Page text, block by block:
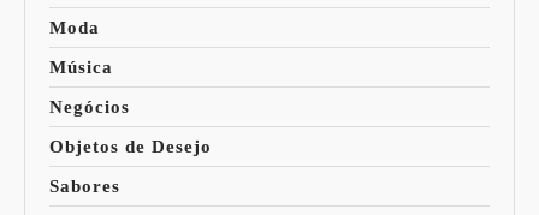
Moda
Música
Negócios
Objetos de Desejo
Sabores